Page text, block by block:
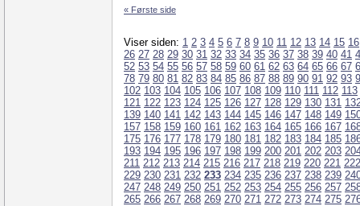
« Første side
Viser siden: 1 2 3 4 5 6 7 8 9 10 11 12 13 14 15 16
26 27 28 29 30 31 32 33 34 35 36 37 38 39 40 41
52 53 54 55 56 57 58 59 60 61 62 63 64 65 66 67
78 79 80 81 82 83 84 85 86 87 88 89 90 91 92 93
102 103 104 105 106 107 108 109 110 111 112 113
121 122 123 124 125 126 127 128 129 130 131
139 140 141 142 143 144 145 146 147 148 149
157 158 159 160 161 162 163 164 165 166 167
175 176 177 178 179 180 181 182 183 184 185
193 194 195 196 197 198 199 200 201 202 203
211 212 213 214 215 216 217 218 219 220 221 222
229 230 231 232 233 234 235 236 237 238 239
247 248 249 250 251 252 253 254 255 256 257
265 266 267 268 269 270 271 272 273 274 275